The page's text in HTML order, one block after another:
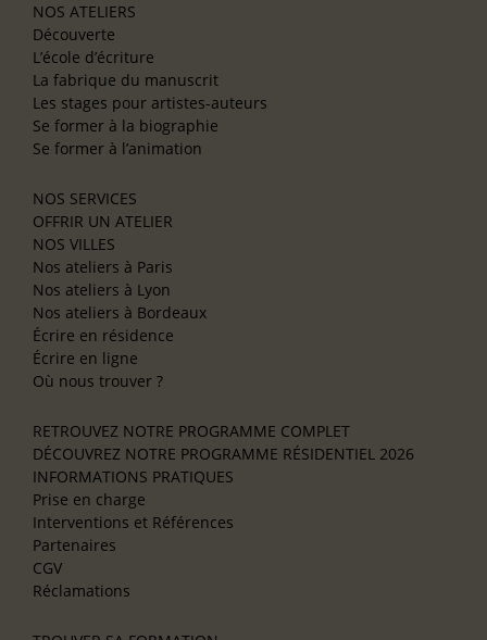
NOS ATELIERS
Découverte
L’école d’écriture
La fabrique du manuscrit
Les stages pour artistes-auteurs
Se former à la biographie
Se former à l’animation
NOS SERVICES
OFFRIR UN ATELIER
NOS VILLES
Nos ateliers à Paris
Nos ateliers à Lyon
Nos ateliers à Bordeaux
Écrire en résidence
Écrire en ligne
Où nous trouver ?
RETROUVEZ NOTRE PROGRAMME COMPLET
DÉCOUVREZ NOTRE PROGRAMME RÉSIDENTIEL 2026
INFORMATIONS PRATIQUES
Prise en charge
Interventions et Références
Partenaires
CGV
Réclamations